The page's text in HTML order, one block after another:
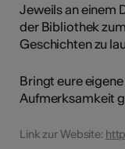
Jeweils an einem
der Bibliothek
Geschichten zu
Bringt eure
Aufmerksamkeit
Link zur Website: